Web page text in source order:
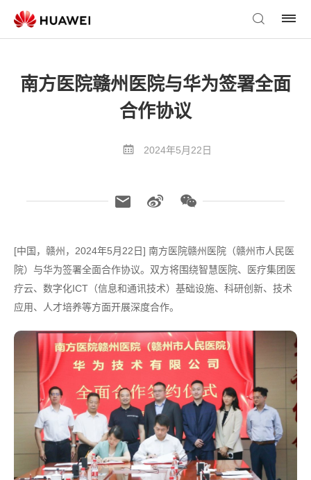
南方医院赣州医院与华为签署全面
合作协议
2024年5月22日
[中国，赣州，2024年5月22日] 南方医院赣州医院（赣州市人民医
院）与华为签署全面合作协议。双方将围绕智慧医院、医疗集团医
疗云、数字化ICT（信息和通讯技术）基础设施、科研创新、技术
应用、人才培养等方面开展深度合作。